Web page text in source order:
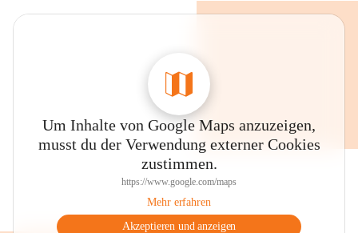
Um Inhalte von Google Maps anzuzeigen,
musst du der Verwendung externer Cookies
zustimmen.
https://www.google.com/maps
Mehr erfahren
Akzeptieren und anzeigen